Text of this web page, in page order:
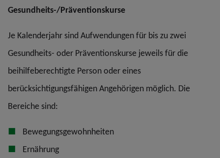
Gesundheits-/Präventionskurse
Je Kalenderjahr sind Aufwendungen für bis zu zwei
Gesundheits- oder Präventionskurse jeweils für die
beihilfeberechtigte Person oder eines
berücksichtigungsfähigen Angehörigen möglich. Die
Bereiche sind:
Bewegungsgewohnheiten
Ernährung